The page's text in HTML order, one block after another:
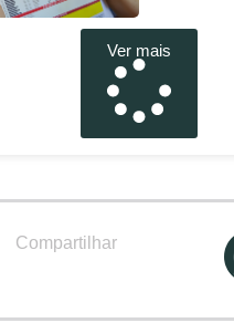
Ver mais
Compartilhar